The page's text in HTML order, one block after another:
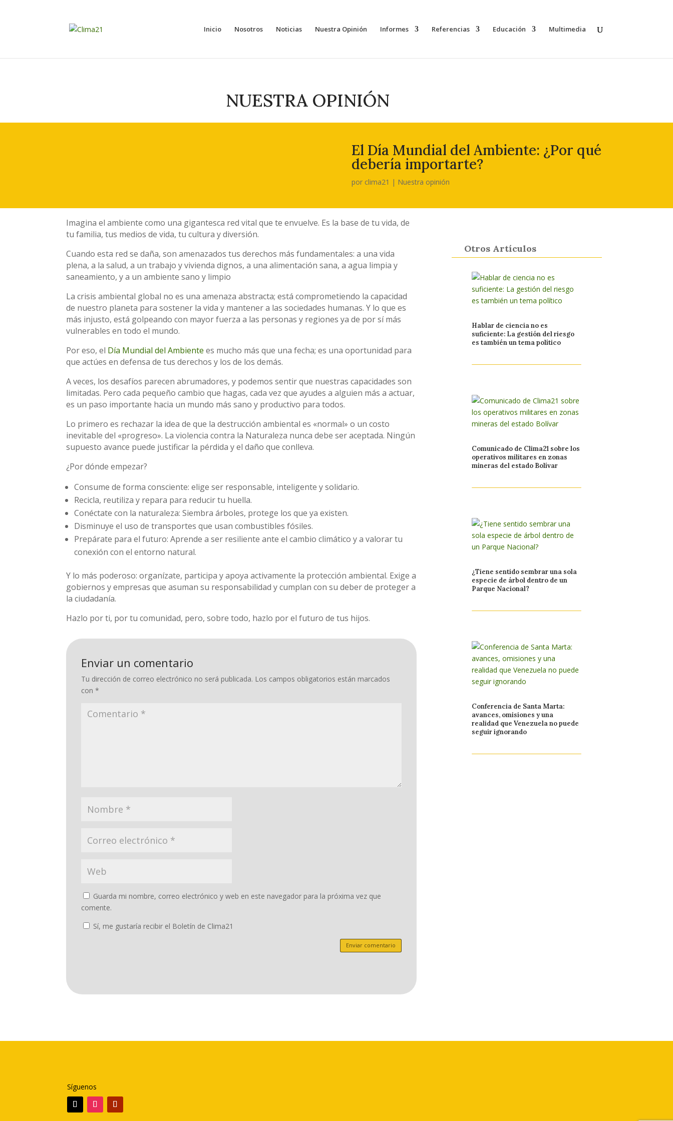
Inicio Nosotros Noticias Nuestra Opinión Informes Referencias Educación Multimedia
NUESTRA OPINIÓN
El Día Mundial del Ambiente: ¿Por qué
debería importarte?
por clima21 | Nuestra opinión
Imagina el ambiente como una gigantesca red vital que te envuelve. Es la base de tu vida, de
tu familia, tus medios de vida, tu cultura y diversión.
Cuando esta red se daña, son amenazados tus derechos más fundamentales: a una vida
plena, a la salud, a un trabajo y vivienda dignos, a una alimentación sana, a agua limpia y
saneamiento, y a un ambiente sano y limpio
La crisis ambiental global no es una amenaza abstracta; está comprometiendo la capacidad
de nuestro planeta para sostener la vida y mantener a las sociedades humanas. Y lo que es
más injusto, está golpeando con mayor fuerza a las personas y regiones ya de por sí más
vulnerables en todo el mundo.
Por eso, el Día Mundial del Ambiente es mucho más que una fecha; es una oportunidad para
que actúes en defensa de tus derechos y los de los demás.
A veces, los desafíos parecen abrumadores, y podemos sentir que nuestras capacidades son
limitadas. Pero cada pequeño cambio que hagas, cada vez que ayudes a alguien más a actuar,
es un paso importante hacia un mundo más sano y productivo para todos.
Lo primero es rechazar la idea de que la destrucción ambiental es «normal» o un costo
inevitable del «progreso». La violencia contra la Naturaleza nunca debe ser aceptada. Ningún
supuesto avance puede justificar la pérdida y el daño que conlleva.
¿Por dónde empezar?
Consume de forma consciente: elige ser responsable, inteligente y solidario.
Recicla, reutiliza y repara para reducir tu huella.
Conéctate con la naturaleza: Siembra árboles, protege los que ya existen.
Disminuye el uso de transportes que usan combustibles fósiles.
Prepárate para el futuro: Aprende a ser resiliente ante el cambio climático y a valorar tu
conexión con el entorno natural.
Y lo más poderoso: organízate, participa y apoya activamente la protección ambiental. Exige a
gobiernos y empresas que asuman su responsabilidad y cumplan con su deber de proteger a
la ciudadanía.
Hazlo por ti, por tu comunidad, pero, sobre todo, hazlo por el futuro de tus hijos.
Enviar un comentario
Tu dirección de correo electrónico no será publicada. Los campos obligatorios están marcados
con *
Guarda mi nombre, correo electrónico y web en este navegador para la próxima vez que
comente.
Sí, me gustaría recibir el Boletín de Clima21
Enviar comentario
Otros Artículos
Hablar de ciencia no es
suficiente: La gestión del riesgo
es también un tema político
Comunicado de Clima21 sobre los
operativos militares en zonas
mineras del estado Bolívar
¿Tiene sentido sembrar una sola
especie de árbol dentro de un
Parque Nacional?
Conferencia de Santa Marta:
avances, omisiones y una
realidad que Venezuela no puede
seguir ignorando
Síguenos